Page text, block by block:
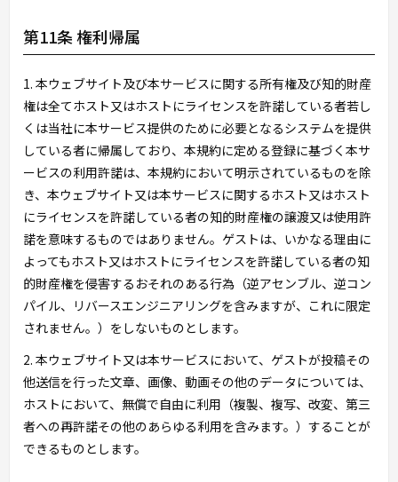
第11条 権利帰属
1. 本ウェブサイト及び本サービスに関する所有権及び知的財産
権は全てホスト又はホストにライセンスを許諾している者若し
くは当社に本サービス提供のために必要となるシステムを提供
している者に帰属しており、本規約に定める登録に基づく本サ
ービスの利用許諾は、本規約において明示されているものを除
き、本ウェブサイト又は本サービスに関するホスト又はホスト
にライセンスを許諾している者の知的財産権の譲渡又は使用許
諾を意味するものではありません。ゲストは、いかなる理由に
よってもホスト又はホストにライセンスを許諾している者の知
的財産権を侵害するおそれのある行為（逆アセンブル、逆コン
パイル、リバースエンジニアリングを含みますが、これに限定
されません。）をしないものとします。
2. 本ウェブサイト又は本サービスにおいて、ゲストが投稿その
他送信を行った文章、画像、動画その他のデータについては、
ホストにおいて、無償で自由に利用（複製、複写、改変、第三
者への再許諾その他のあらゆる利用を含みます。）することが
できるものとします。